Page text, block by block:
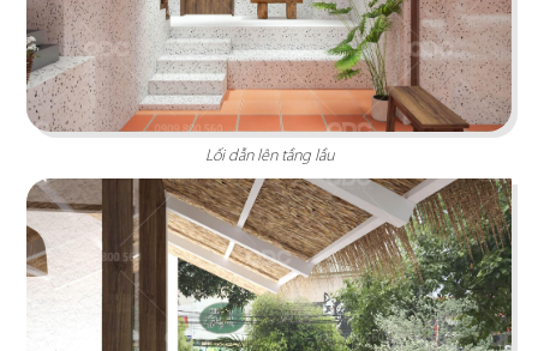
HẢI SẢN HOÀNG GIA
Đội ngũ thiết kế QDC đã khéo léo kết hợp nét
đặc trưng phong cách Địa Trung Hải với vẻ đẹp
thanh lịch, sang trọng của Indochine
Lối dẫn lên tầng lầu